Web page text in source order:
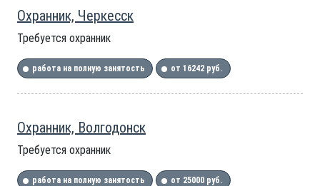
Охранник, Черкесск
Требуется охранник
работа на полную занятость от 16242 руб.
Охранник, Волгодонск
Требуется охранник
работа на полную занятость от 25000 руб.